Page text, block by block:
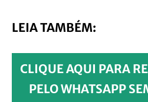
LEIA TAMBÉM:
CLIQUE AQUI PARA
PELO WHATSAPP